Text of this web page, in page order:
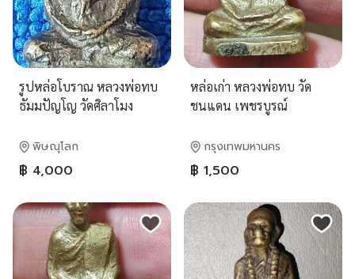
รูปหล่อโบราณ หลวงพ่อทบ
ธัมมปัญโญ วัดศิลาโมง
พิมพ์อกซื่อ หน้าฝรั่ง
พิษณุโลก
฿ 4,000
หล่อเก่า หลวงพ่อทบ วัด
ชนแดน เพชรบูรณ์
กรุงเทพมหานคร
฿ 1,500